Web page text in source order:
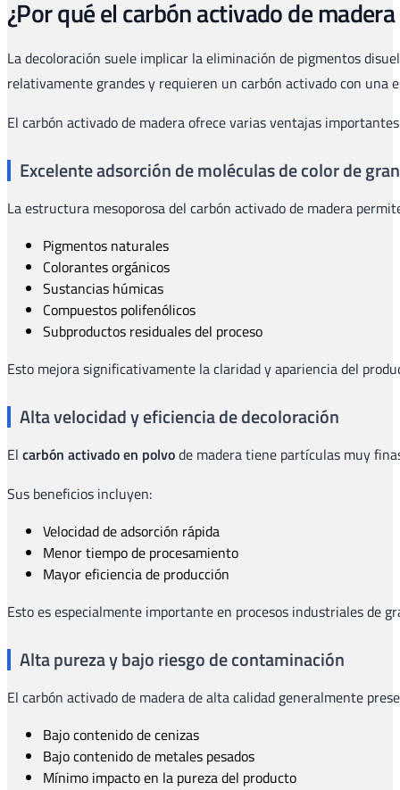
¿Por qué el carbón activado de
La decoloración suele implicar la eliminación de pigmentos
relativamente grandes y requieren un carbón activado con una
El carbón activado de madera ofrece varias ventajas
Excelente adsorción de moléculas de color de
La estructura mesoporosa del carbón activado de madera
Pigmentos naturales
Colorantes orgánicos
Sustancias húmicas
Compuestos polifenólicos
Subproductos residuales del proceso
Esto mejora significativamente la claridad y apariencia del
Alta velocidad y eficiencia de decoloración
El carbón activado en polvode madera tiene partículas muy
Sus beneficios incluyen:
Velocidad de adsorción rápida
Menor tiempo de procesamiento
Mayor eficiencia de producción
Esto es especialmente importante en procesos industriales de
Alta pureza y bajo riesgo de contaminación
El carbón activado de madera de alta calidad generalmente
Bajo contenido de cenizas
Bajo contenido de metales pesados
Mínimo impacto en la pureza del producto